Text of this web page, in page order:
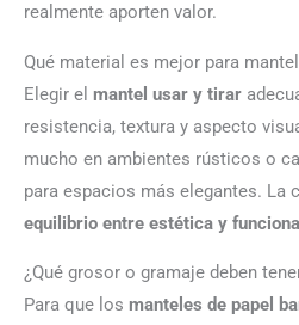
realmente aporten valor.
Qué material es mejor para
Elegir el mantel usar y tirar
resistencia, textura y aspecto
mucho en ambientes rústicos o
para espacios más elegantes. La
equilibrio entre estética y
¿Qué grosor o gramaje deben
Para que los manteles de papel